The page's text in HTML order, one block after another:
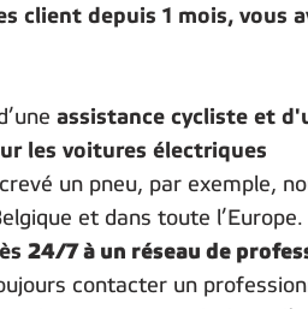
client depuis 1 mois, vous
assistance cycliste et
les voitures électriques
un pneu, par exemple,
et dans toute l’Europe.
24/7 à un réseau de
contacter un